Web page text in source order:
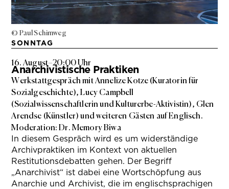
© Paul Schimweg
SONNTAG
16. August–20:00 Uhr
Anarchivistische Praktiken
Werkstattgespräch mit Annelize Kotze (Kuratorin für
Sozialgeschichte), Lucy Campbell
(Sozialwissenschaftlerin und Kulturerbe-Aktivistin), Glen
Arendse (Künstler) und weiteren Gästen auf Englisch.
Moderation: Dr. Memory Biwa
In diesem Gespräch wird es um widerständige
Archivpraktiken im Kontext von aktuellen
Restitutionsdebatten gehen. Der Begriff
„Anarchivist“ ist dabei eine Wortschöpfung aus
Anarchie und Archivist, die im englischsprachigen